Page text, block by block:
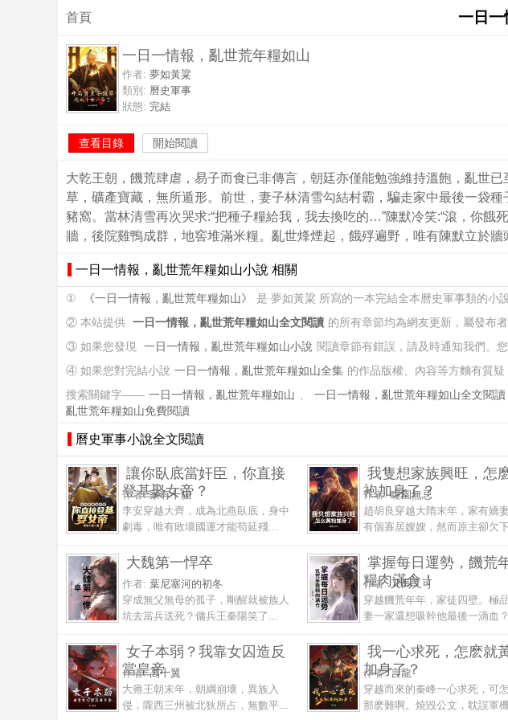
首頁 一日一
一日一情報，亂世荒年糧如山
作者: 夢如黃粱
類別: 曆史軍事
狀態: 完結
查看目錄 開始閱讀
大乾王朝，饑荒肆虐，易子而食已非傳言，朝廷亦僅能勉強維持溫飽，亂世
草，礦產寶藏，無所遁形。前世，妻子林清雪勾結村霸，騙走家中最後一袋
豬窩。當林清雪再次哭求:“把種子糧給我，我去換吃的…”陳默冷笑:“滾，你
牆，後院雞鴨成群，地窖堆滿米糧。亂世烽煙起，餓殍遍野，唯有陳默立於牆
一日一情報，亂世荒年糧如山小說 相關
① 《一日一情報，亂世荒年糧如山》
是 夢如黃粱 所寫的一本完結全本曆史軍事類的小說
② 本站提供 一日一情報，亂世荒年糧如山全文閱讀 的所有章節均為網友更新，屬發布
③ 如果您發現 一日一情報，亂世荒年糧如山小說 閱讀章節有錯誤，請及時通知我們。
④ 如果您對完結小說 一日一情報，亂世荒年糧如山全集 的作品版權、內容等方麵有質
搜索關鍵字—— 一日一情報，亂世荒年糧如山 、 一日一情報，亂世荒年糧如山全文閱讀
亂世荒年糧如山免費閱讀
曆史軍事小說全文閱讀
讓你臥底當奸臣，你直接
登基娶女帝？
作者:家有十貓
李安穿越大齊，成為北燕臥底，身中
劇毒，唯有敗壞國運才能苟延殘...
我隻想家族興旺，怎
袍加身了？
作者:瞳園無忌
趙胡良穿越大隋末年，家有嬌
有個寡居嫂嫂，然而原主卻欠
大魏第一悍卒
作者: 葉尼塞河的初冬
穿成無父無母的孤子，剛醒就被族人
坑去當兵送死？傭兵王秦陽笑了...
掌握每日運勢，饑荒
糧肉滿倉！
作者:又高又可
穿越饑荒年年，家徒四壁。極
妻一家還想吸幹他最後一滴血
女子本弱？我靠女囚造反
當皇帝
作者:高十翼
大雍王朝末年，朝綱崩壞，異族入
侵，隴西三州被北狄所占，無數平...
我一心求死，怎麽就
加身了？
作者:言龍
穿越而來的秦峰一心求死，可
那麽難啊。燒毀公文，耽誤軍